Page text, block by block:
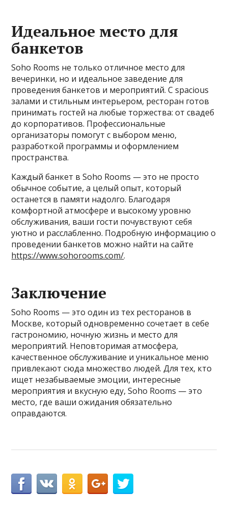
Идеальное место для
банкетов
Soho Rooms не только отличное место для
вечеринки, но и идеальное заведение для
проведения банкетов и мероприятий. С spacious
залами и стильным интерьером, ресторан готов
принимать гостей на любые торжества: от свадеб
до корпоративов. Профессиональные
организаторы помогут с выбором меню,
разработкой программы и оформлением
пространства.
Каждый банкет в Soho Rooms — это не просто
обычное событие, а целый опыт, который
останется в памяти надолго. Благодаря
комфортной атмосфере и высокому уровню
обслуживания, ваши гости почувствуют себя
уютно и расслабленно. Подробную информацию о
проведении банкетов можно найти на сайте
https://www.sohorooms.com/.
Заключение
Soho Rooms — это один из тех ресторанов в
Москве, который одновременно сочетает в себе
гастрономию, ночную жизнь и место для
мероприятий. Неповторимая атмосфера,
качественное обслуживание и уникальное меню
привлекают сюда множество людей. Для тех, кто
ищет незабываемые эмоции, интересные
мероприятия и вкусную еду, Soho Rooms — это
место, где ваши ожидания обязательно
оправдаются.